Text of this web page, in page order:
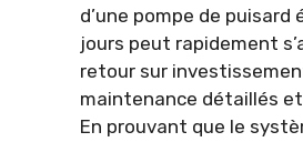
d’une pompe de
jours peut rapidement
retour sur
maintenance détaillés
En prouvant que le